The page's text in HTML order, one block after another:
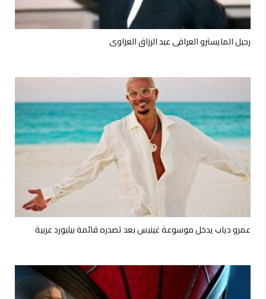
رحيل المايسترو العراقي عبد الرزاق العزاوي
عمرو دياب يدخل موسوعة غينيس بعد تصدره قائمة بيلبورد عربية